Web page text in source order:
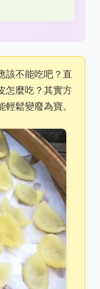
該不能吃吧？直
怎麼吃？其實方
鬆變廢為寶。